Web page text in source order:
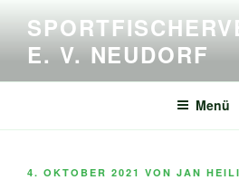
Inhalt
springenE. V. NEUDORF
Menü
VERÖFFENTLICHT
4. OKTOBER 2021 VON JAN